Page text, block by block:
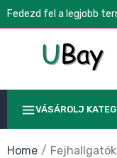
Fedezd fel a legjobb
VÁSÁROLJ
Home